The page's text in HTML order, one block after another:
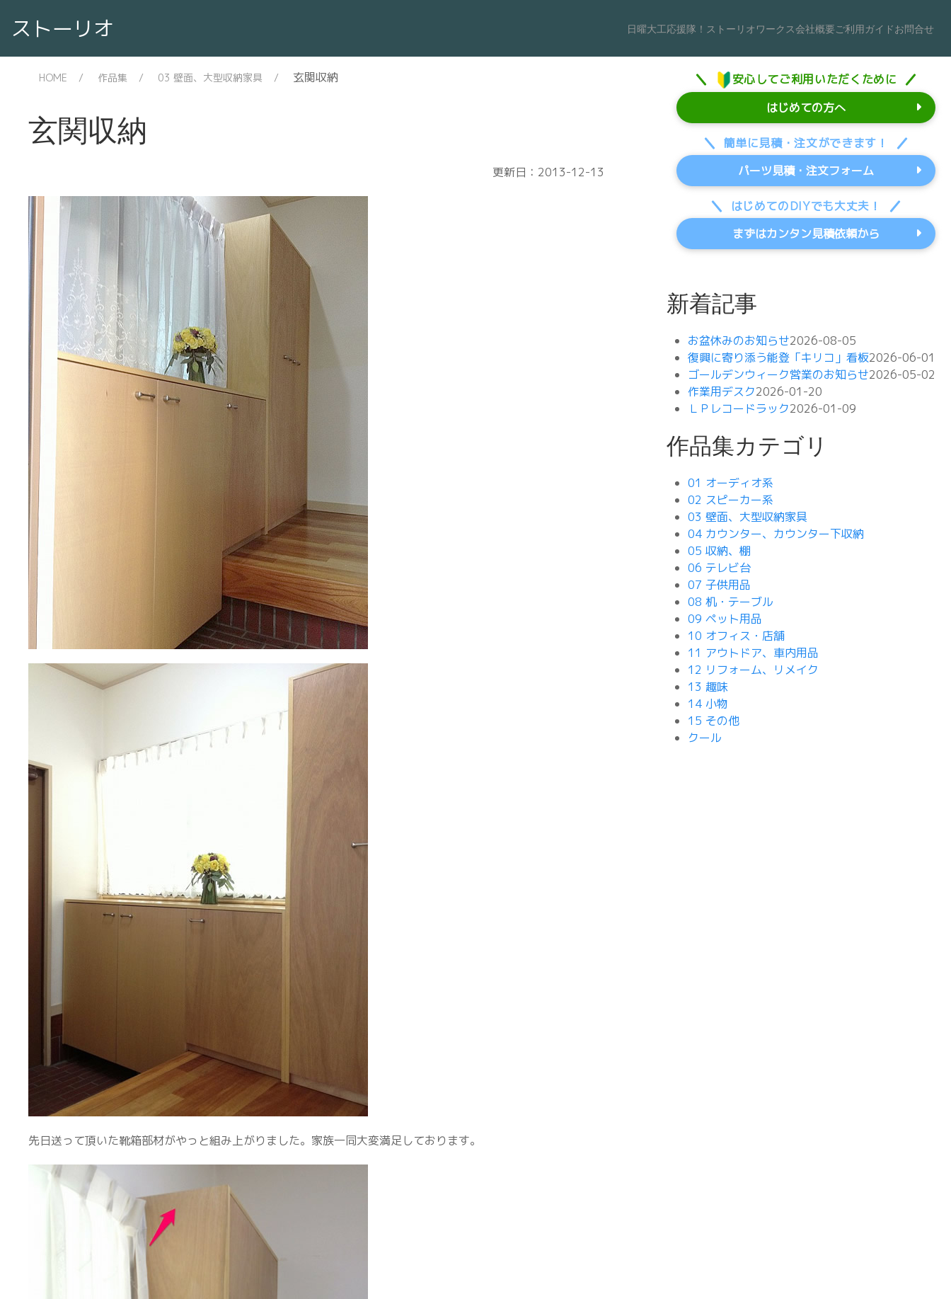
ストーリオ 日曜大工応援隊！ ストーリオワークス会社概要ご利用ガイドお問合せ
HOME 作品集 03 壁面、大型収納家具 玄関収納
玄関収納
更新日：2013-12-13
先日送って頂いた靴箱部材がやっと組み上がりました。家族一同大変満足しております。
安心してご利用いただくために
はじめての方へ
簡単に見積・注文ができます！
パーツ見積・注文フォーム
はじめてのDIYでも大丈夫！
まずはカンタン見積依頼から
新着記事
お盆休みのお知らせ2026-08-05
復興に寄り添う能登「キリコ」看板2026-06-01
ゴールデンウィーク営業のお知らせ2026-05-02
作業用デスク2026-01-20
ＬＰレコードラック2026-01-09
作品集カテゴリ
01 オーディオ系
02 スピーカー系
03 壁面、大型収納家具
04 カウンター、カウンター下収納
05 収納、棚
06 テレビ台
07 子供用品
08 机・テーブル
09 ペット用品
10 オフィス・店舗
11 アウトドア、車内用品
12 リフォーム、リメイク
13 趣味
14 小物
15 その他
クール